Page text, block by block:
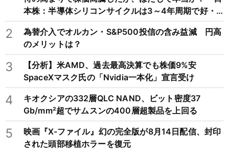
本株：半導体シリコンサイクルは3～4年周期で好・
不況を繰り返すため注意
2
為替介入でオルカン・S&P500投信の含み益減 円高
のメリットは？
3
【分析】米AMD、過去最高決算でも株価9%安
SpaceXマスク氏の「Nvidia一本化」宣言受け
4
キオクシアの332層QLC NAND、ビット密度37
Gb/mm²超でサムスンの400層超製品を上回る
5
映画『X-ファイル』幻の完全版が8月14日配信、封印
された頭部移植ホラーを復元